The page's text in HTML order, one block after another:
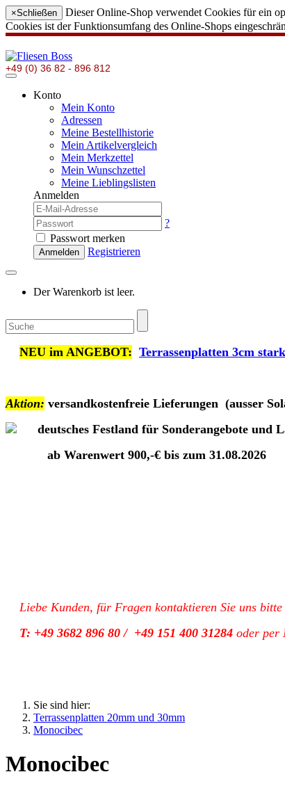
×Schließen
Dieser Online-Shop verwendet Cookies für ein
Cookies ist der Funktionsumfang des Online-Shops
+49 (0) 36 82 - 896 812
Konto
Mein Konto
Adressen
Meine Bestellhistorie
Mein Artikelvergleich
Mein Merkzettel
Mein Wunschzettel
Meine Lieblingslisten
Anmelden
?
Passwort merken
Anmelden Registrieren
Der Warenkorb ist leer.
NEU im ANGEBOT: Terrassenplatten 3cm stark
Aktion: versandkostenfreie Lieferungen (ausser
deutsches Festland für Sonderangebote und
ab Warenwert 900,-€ bis zum 31.08.2026
Liebe Kunden, für Fragen kontaktieren Sie uns
T: +49 3682 896 80 / +49 151 400 31284 oder per
Sie sind hier:
Terrassenplatten 20mm und 30mm
Monocibec
Monocibec